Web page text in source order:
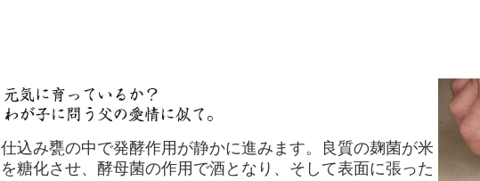
仕込み甕の中で発酵作用が静かに進みます。良質の麹菌が米
を糖化させ、酵母菌の作用で酒となり、そして表面に張った